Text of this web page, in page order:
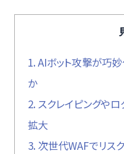
1. AIボット攻撃が巧
か
2. スクレイピングや
拡大
3. 次世代WAFでリス